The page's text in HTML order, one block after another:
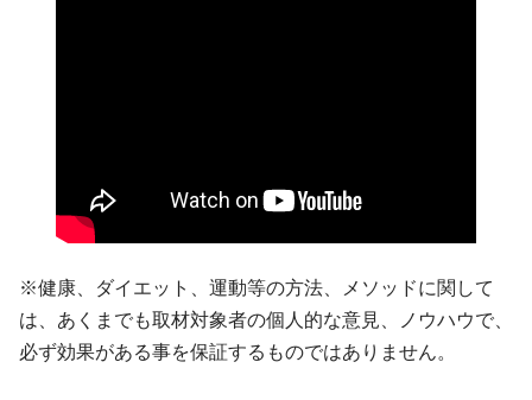
※健康、ダイエット、運動等の方法、メソッドに関して
は、あくまでも取材対象者の個人的な意見、ノウハウで、
必ず効果がある事を保証するものではありません。